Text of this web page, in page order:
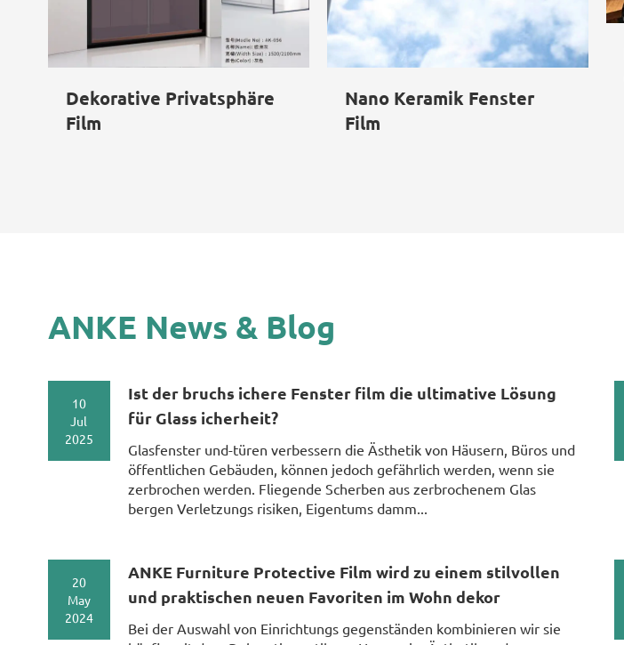
Dekorative Privatsphäre
Film
Nano Keramik Fenster
Film
ANKE News & Blog
10
Jul
2025
Ist der bruchs ichere Fenster film die ultimative Lösung
für Glass icherheit?
Glasfenster und-türen verbessern die Ästhetik von Häusern, Büros und
öffentlichen Gebäuden, können jedoch gefährlich werden, wenn sie
zerbrochen werden. Fliegende Scherben aus zerbrochenem Glas
bergen Verletzungs risiken, Eigentums damm...
20
May
2024
ANKE Furniture Protective Film wird zu einem stilvollen
und praktischen neuen Favoriten im Wohn dekor
Bei der Auswahl von Einrichtungs gegenständen kombinieren wir sie